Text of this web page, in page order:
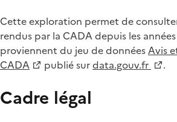
Cette exploration permet de
rendus par la CADA depuis les
proviennent du jeu de donnéesAvis
CADA
publié surdata.gouv.fr .
Cadre légal